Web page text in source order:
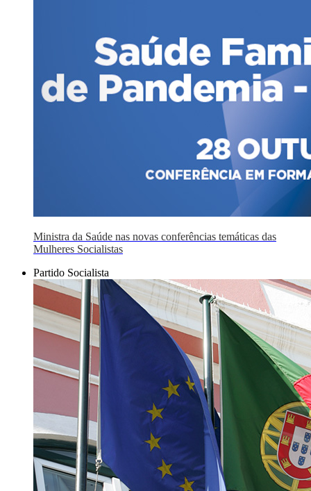
Ministra da Saúde nas novas conferências temáticas das
Mulheres Socialistas
Partido Socialista